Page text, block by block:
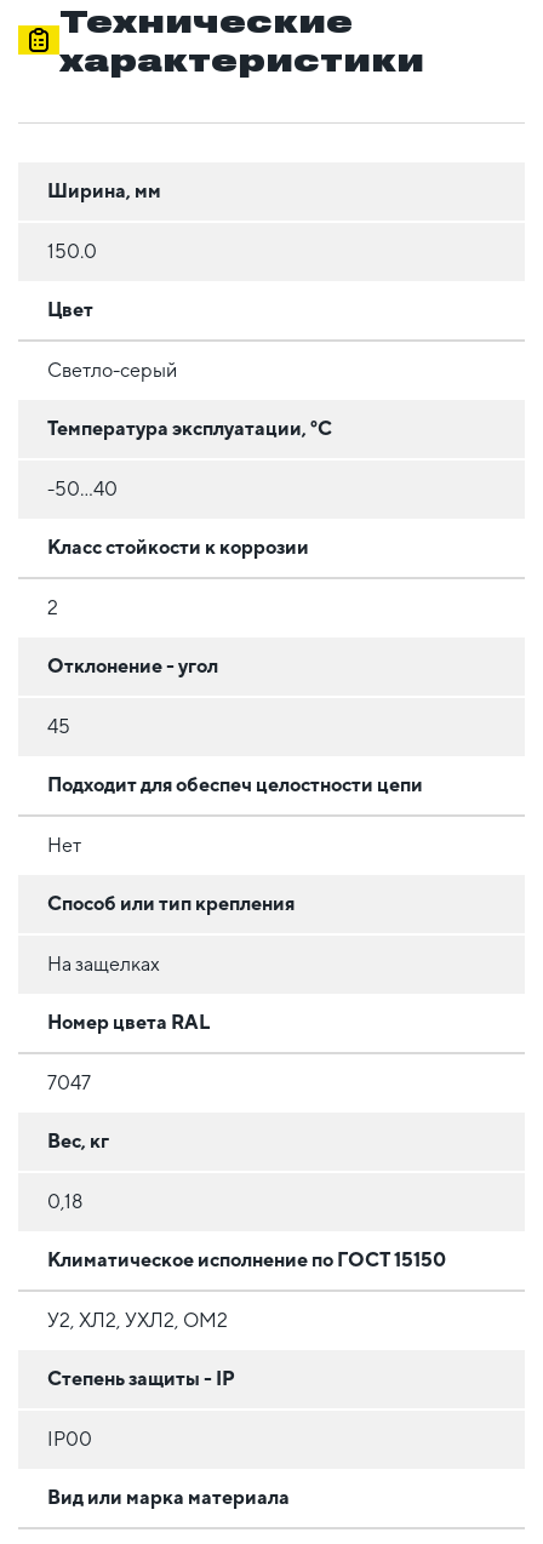
Технические
характеристики
Ширина, мм
150.0
Цвет
Светло-серый
Температура эксплуатации, °C
-50...40
Класс стойкости к коррозии
2
Отклонение - угол
45
Подходит для обеспеч целостности цепи
Нет
Способ или тип крепления
На защелках
Номер цвета RAL
7047
Вес, кг
0,18
Климатическое исполнение по ГОСТ 15150
У2, ХЛ2, УХЛ2, ОМ2
Степень защиты - IP
IP00
Вид или марка материала